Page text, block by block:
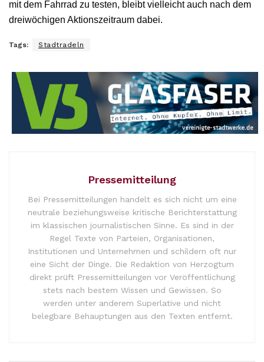
mit dem Fahrrad zu testen, bleibt vielleicht auch nach dem
dreiwöchigen Aktionszeitraum dabei.
Tags: Stadtradeln
Pressemitteilung
Bei Pressemitteilungen handelt es sich nicht um eine
neutrale beziehungsweise kritische Berichterstattung
im klassischen journalistischen Sinne. Es sind in der
Regel Texte von Parteien, Organisationen,
Institutionen und Unternehmen und schildern oft nur
eine Sicht der Dinge. Die Redaktion von Herzogtum
direkt prüft Pressemitteilungen vor Veröffentlichung
stets nach bestem Wissen und Gewissen. So
werden unter anderem Superlative und nicht
belegbare Behauptungen aus den Texten entfernt.